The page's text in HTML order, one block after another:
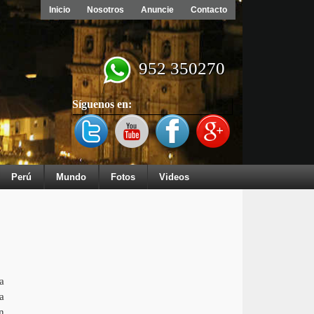
Inicio Nosotros Anuncie Contacto
952 350270
Síguenos en:
Perú Mundo Fotos Videos